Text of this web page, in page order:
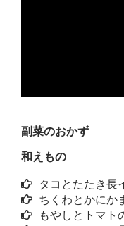
副菜のおかず
和えもの
タコとたたき長
ちくわとかにか
もやしとトマト